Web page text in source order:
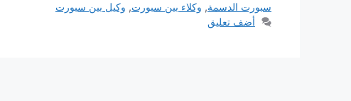
سبورت الدسمة, وكلاء بين سبورت, وكيل بين سبورت
أضف تعليق